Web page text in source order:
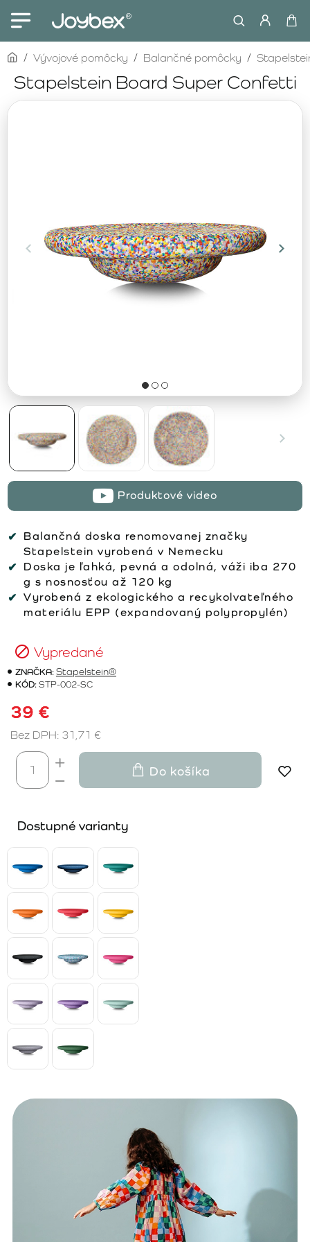
Stapelstein Board Super Confetti
homeVývojové pomôcky Balančné pomôcky
Produktové video
Balančná doska renomovanej značky
Stapelstein vyrobená v Nemecku
Doska je ľahká, pevná a odolná, váži iba 270
g s nosnosťou až 120 kg
Vyrobená z ekologického a recykolvateľného
materiálu EPP (expandovaný polypropylén)
Vypredané
ZNAČKA:Stapelstein®
KÓD:STP-002-SC
39 €
Bez DPH: 31,71 €
Do košíka
Dostupné varianty